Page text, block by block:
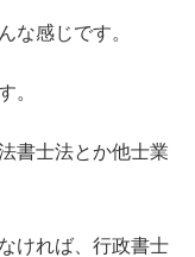
な感じです。
。
書士法とか他士業
ければ、行政書士